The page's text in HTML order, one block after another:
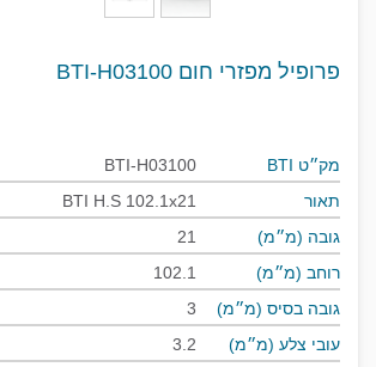
פרופיל מפזרי חום BTI-H03100
מק״ט BTI
BTI-H03100
תאור
BTI H.S 102.1x21
גובה (מ״מ)
21
רוחב (מ״מ)
102.1
גובה בסיס (מ״מ)
3
עובי צלע (מ״מ)
3.2